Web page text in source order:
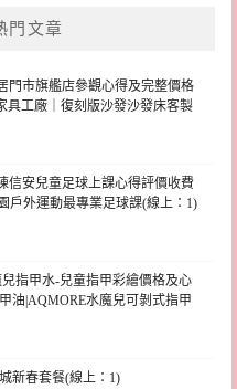
門文章
門市旗艦店參觀心得及完整價格
具工廠｜復刻版沙發沙發床客製
信安兒童足球上課心得評價收費
戶外運動最專業足球課(線上：1)
指甲水-兒童指甲彩繪價格及心
油|AQMORE水魔兒可剝式指甲
新春套餐(線上：1)